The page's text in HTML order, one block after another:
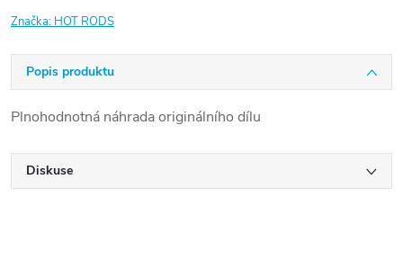
Značka: HOT RODS
Popis produktu
Plnohodnotná náhrada originálního dílu
Diskuse